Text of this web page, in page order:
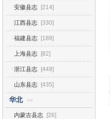
安徽县志 [214]
江西县志 [330]
福建县志 [189]
上海县志 [82]
浙江县志 [448]
山东县志 [435]
华北 >>
内蒙古县志 [26]